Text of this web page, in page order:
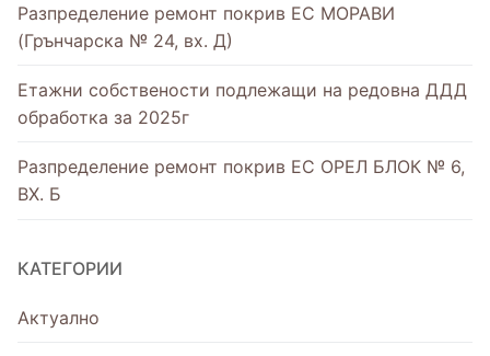
Разпределение ремонт покрив ЕС МОРАВИ
(Грънчарска № 24, вх. Д)
Етажни собствености подлежащи на редовна ДДД
обработка за 2025г
Разпределение ремонт покрив ЕС ОРЕЛ БЛОК № 6,
ВХ. Б
КАТЕГОРИИ
Актуално